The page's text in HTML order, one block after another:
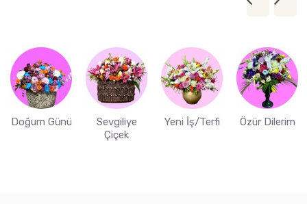
Doğum Günü
Sevgiliye
Çiçek
Yeni İş/Terfi Özür Dilerim